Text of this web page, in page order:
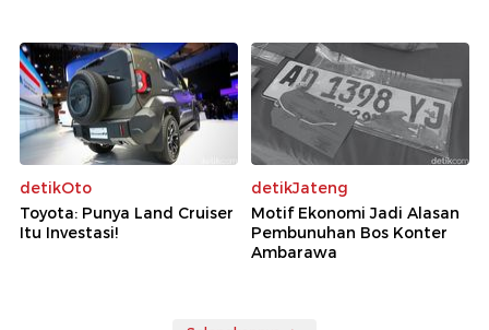
detikOto
Toyota: Punya Land Cruiser
Itu Investasi!
detikJateng
Motif Ekonomi Jadi Alasan
Pembunuhan Bos Konter
Ambarawa